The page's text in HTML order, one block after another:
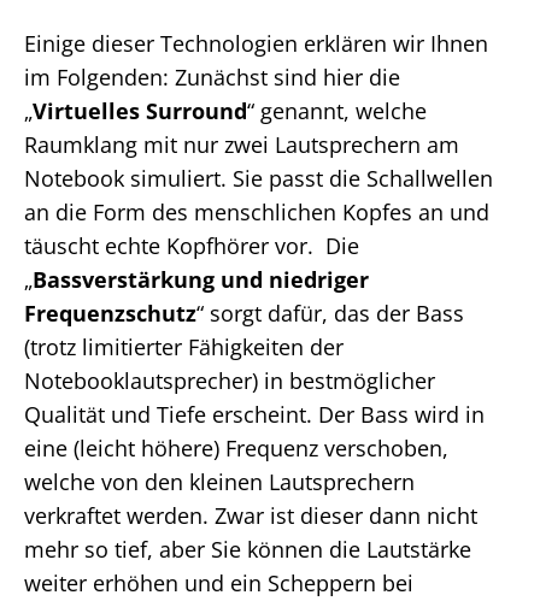
Einige dieser Technologien erklären wir Ihnen
im Folgenden: Zunächst sind hier die
„Virtuelles Surround“ genannt, welche
Raumklang mit nur zwei Lautsprechern am
Notebook simuliert. Sie passt die Schallwellen
an die Form des menschlichen Kopfes an und
täuscht echte Kopfhörer vor. Die
„Bassverstärkung und niedriger
Frequenzschutz“ sorgt dafür, das der Bass
(trotz limitierter Fähigkeiten der
Notebooklautsprecher) in bestmöglicher
Qualität und Tiefe erscheint. Der Bass wird in
eine (leicht höhere) Frequenz verschoben,
welche von den kleinen Lautsprechern
verkraftet werden. Zwar ist dieser dann nicht
mehr so tief, aber Sie können die Lautstärke
weiter erhöhen und ein Scheppern bei